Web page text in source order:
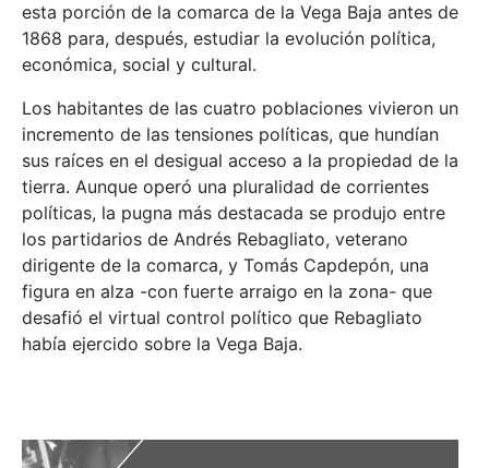
esta porción de la comarca de la Vega Baja antes de
1868 para, después, estudiar la evolución política,
económica, social y cultural.
Los habitantes de las cuatro poblaciones vivieron un
incremento de las tensiones políticas, que hundían
sus raíces en el desigual acceso a la propiedad de la
tierra. Aunque operó una pluralidad de corrientes
políticas, la pugna más destacada se produjo entre
los partidarios de Andrés Rebagliato, veterano
dirigente de la comarca, y Tomás Capdepón, una
figura en alza -con fuerte arraigo en la zona- que
desafió el virtual control político que Rebagliato
había ejercido sobre la Vega Baja.